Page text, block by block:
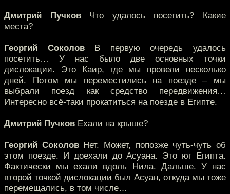
Дмитрий ПучковЧто удалось посетить? Какие
места?
Георгий СоколовВ первую очередь удалось
посетить… У нас было две основных точки
дислокации. Это Каир, где мы провели несколько
дней. Потом мы переместились на поезде – мы
выбрали поезд как средство передвижения…
Интересно всё-таки прокатиться на поезде в Египте.
Дмитрий Пучков Ехали на крыше?
Георгий СоколовНет. Может, попозже чуть-чуть об
этом поезде. И доехали до Асуана. Это юг Египта.
Фактически мы ехали вдоль Нила. Дальше. У нас
второй точкой дислокации был Асуан, откуда мы тоже
перемещались, в том числе…